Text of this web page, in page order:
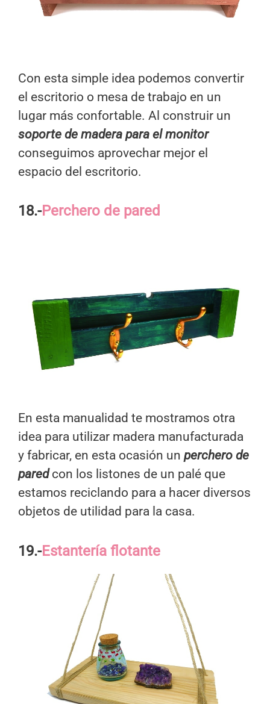
Con esta simple idea podemos convertir
el escritorio o mesa de trabajo en un
lugar más confortable. Al construir un
soporte de madera para el monitor
conseguimos aprovechar mejor el
espacio del escritorio.
18.-Perchero de pared
En esta manualidad te mostramos otra
idea para utilizar madera manufacturada
y fabricar, en esta ocasión un perchero de
paredcon los listones de un palé que
estamos reciclando para a hacer diversos
objetos de utilidad para la casa.
19.-Estantería flotante